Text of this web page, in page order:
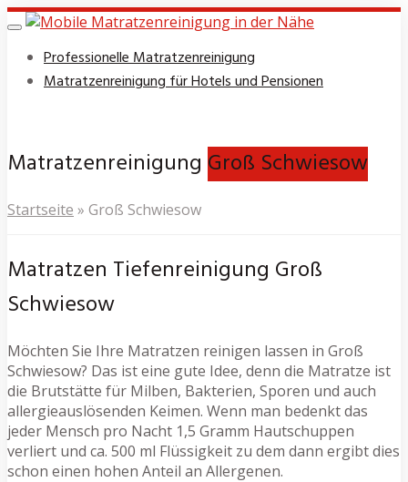
Skip
to
main
content
Toggle
Professionelle Matratzenreinigung
Matratzenreinigung für Hotels und Pensionen
Matratzenreinigung Groß Schwiesow
Startseite » Groß Schwiesow
Matratzen Tiefenreinigung Groß
Schwiesow
Möchten Sie Ihre Matratzen reinigen lassen in Groß
Schwiesow? Das ist eine gute Idee, denn die Matratze ist
die Brutstätte für Milben, Bakterien, Sporen und auch
allergieauslösenden Keimen. Wenn man bedenkt das
jeder Mensch pro Nacht 1,5 Gramm Hautschuppen
verliert und ca. 500 ml Flüssigkeit zu dem dann ergibt dies
schon einen hohen Anteil an Allergenen.